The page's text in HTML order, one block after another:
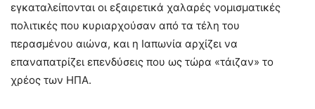
εγκαταλείπονται οι εξαιρετικά χαλαρές νομισματικές
πολιτικές που κυριαρχούσαν από τα τέλη του
περασμένου αιώνα, και η Ιαπωνία αρχίζει να
επαναπατρίζει επενδύσεις που ως τώρα «τάιζαν» το
χρέος των ΗΠΑ.